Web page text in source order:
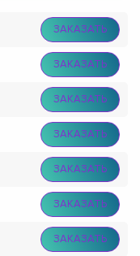
ЗАКАЗАТЬ
ЗАКАЗАТЬ
ЗАКАЗАТЬ
ЗАКАЗАТЬ
ЗАКАЗАТЬ
ЗАКАЗАТЬ
ЗАКАЗАТЬ